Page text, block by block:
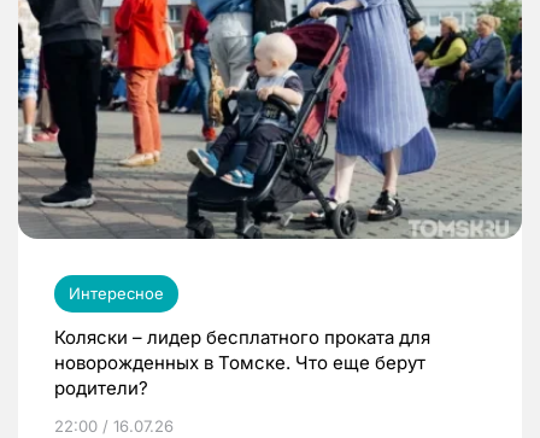
Интересное
Коляски – лидер бесплатного проката для
новорожденных в Томске. Что еще берут
родители?
22:00 / 16.07.26